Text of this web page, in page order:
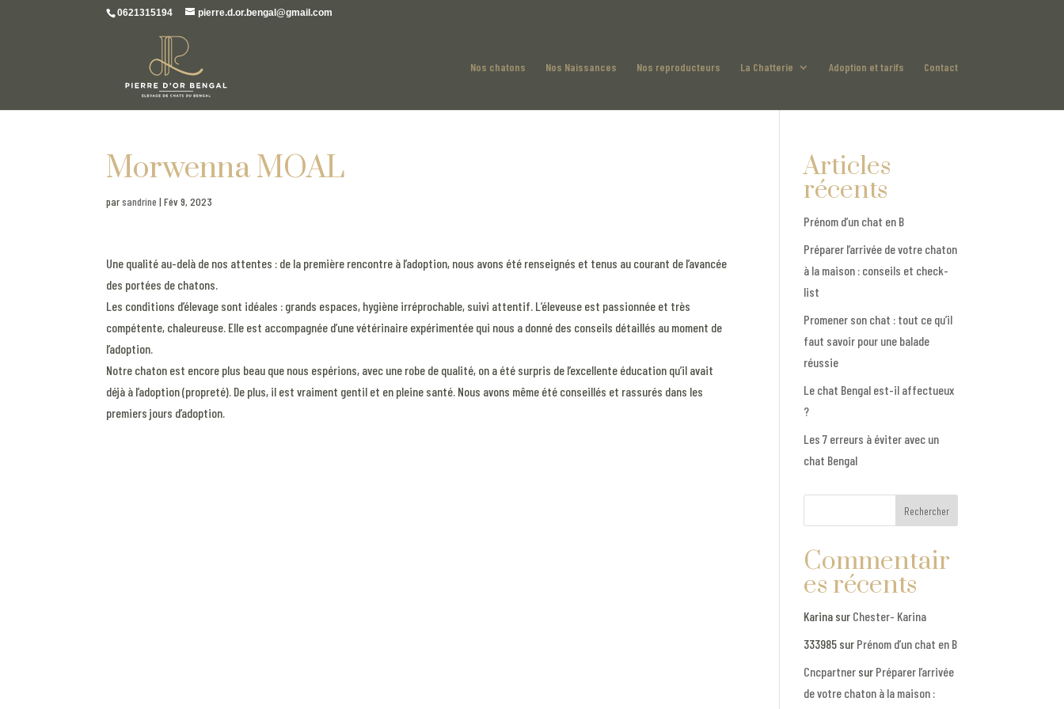
0621315194 pierre.d.or.bengal@gmail.com
Nos chatons Nos Naissances Nos reproducteurs La Chatterie Adoption et tarifs Contact
Morwenna MOAL
parsandrine |Fév 9, 2023
Une qualité au-delà de nos attentes : de la première rencontre à l’adoption, nous avons été renseignés et tenus au courant de l’avancée
des portées de chatons.
Les conditions d’élevage sont idéales : grands espaces, hygiène irréprochable, suivi attentif. L’éleveuse est passionnée et très
compétente, chaleureuse. Elle est accompagnée d’une vétérinaire expérimentée qui nous a donné des conseils détaillés au moment de
l’adoption.
Notre chaton est encore plus beau que nous espérions, avec une robe de qualité, on a été surpris de l’excellente éducation qu’il avait
déjà à l’adoption (propreté). De plus, il est vraiment gentil et en pleine santé. Nous avons même été conseillés et rassurés dans les
premiers jours d’adoption.
Articles
récents
Prénom d’un chat en B
Préparer l’arrivée de votre chaton
à la maison : conseils et check-
list
Promener son chat : tout ce qu’il
faut savoir pour une balade
réussie
Le chat Bengal est-il affectueux
?
Les 7 erreurs à éviter avec un
chat Bengal
Rechercher
Commentair
es récents
Karina sur Chester- Karina
333985 sur Prénom d’un chat en B
Cncpartner sur Préparer l’arrivée
de votre chaton à la maison :